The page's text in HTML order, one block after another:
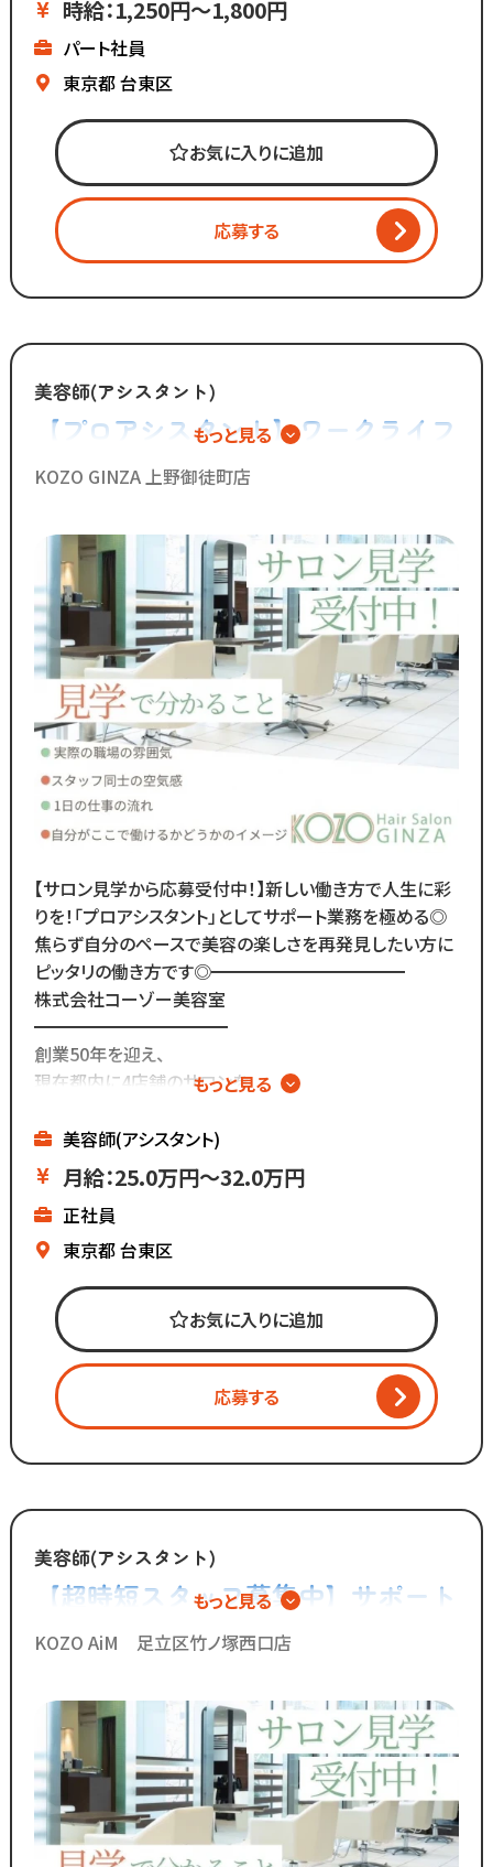
マーケティング会社出身の
2代目社長により
時代に合わせた働き方へ
変化を加えています。
「いいものは残し、
時代に合わないものは変えていく」
スタッフが長く勤められることを
制度を更新していきます！
◆グループの実績◆
￣￣￣￣￣￣￣￣￣￣￣￣￣
・スタッフ月間平均報酬
・月間来店人数2,000人以上（4店舗平均）
◆SNSで職場のリアルな雰囲気を
チェックできます！◆
￣￣￣￣￣￣￣￣￣￣￣￣￣
／
Instagram・TikTokで
当サロンの日常を配信中♪
＼
スタッフの技術紹介や職場の雰囲気、
撮影イベント・研修会の様子など、
リアルな職場環境をご覧いただけます☆
応募前に一度ご覧ください♪
Instagram ▷「@kozo.recruit」
Tiktok ▷「＠kozo_recruit」
で検索してください！
時給：1,250円～1,800円
パート社員
東京都台東区
お気に入りに追加
応募する
美容師(アシスタント)
【プロアシスタント】ワークライフ
バランス重視の新しい美容師キャリ
もっと見る
KOZO GINZA 上野御徒町店
【サロン見学から応募受付中！】新しい働き方で人生に彩
りを！「プロアシスタント」としてサポート業務を極める◎
焦らず自分のペースで美容の楽しさを再発見したい方に
ピッタリの働き方です◎━━━━━━━━━━━
株式会社コーゾー美容室
━━━━━━━━━━━
創業50年を迎え、
現在都内に4店舗のサロンを
マーケティング会社出身の
2代目社長により
新しい集客方法や
時代に合わせた働き方へ
「いいものは残し、
時代に合わないものは変えていく」
スタッフが長く勤められることを
今後もより働きやすい環境へ
◆グループの実績◆
￣￣￣￣￣￣￣￣￣￣￣￣￣
・スタッフ月間平均報酬
「30万円以上」☆
・月間来店人数2,000人以上（4店舗平均）
◆SNSで職場のリアルな雰囲気を
チェックできます！◆
￣￣￣￣￣￣￣￣￣￣￣￣￣
／
Instagram・TikTokで
当サロンの日常を配信中♪
もっと見る
美容師(アシスタント)
月給：25.0万円～32.0万円
正社員
東京都台東区
お気に入りに追加
応募する
美容師(アシスタント)
【超時短スタッフ募集中】サポート
業務を極めるアシスタント専任とい
もっと見る
KOZO AiM 足立区竹ノ塚西口店